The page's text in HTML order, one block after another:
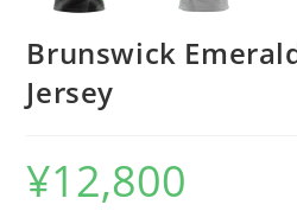
Brunswick
Jersey
¥12,800